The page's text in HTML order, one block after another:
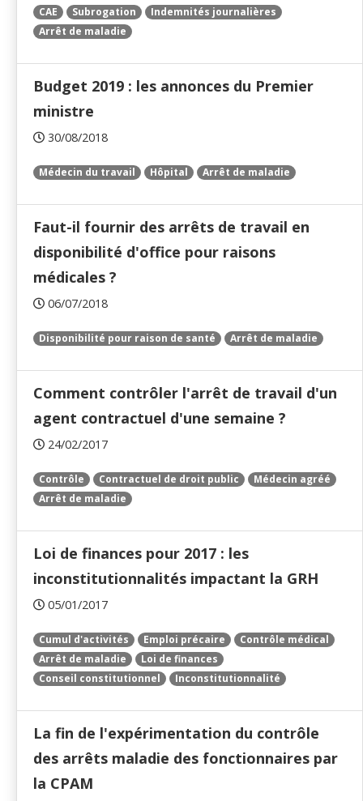
CAE Subrogation
Indemnités journalières
Arrêt de maladie
Budget 2019 : les annonces du Premier
ministre
30/08/2018
Médecin du travail Hôpital Arrêt de maladie
Faut-il fournir des arrêts de travail en
disponibilité d'office pour raisons
médicales ?
06/07/2018
Disponibilité pour raison de santé Arrêt de maladie
Comment contrôler l'arrêt de travail d'un
agent contractuel d'une semaine ?
24/02/2017
Contrôle Contractuel de droit public
Médecin agréé
Arrêt de maladie
Loi de finances pour 2017 : les
inconstitutionnalités impactant la GRH
05/01/2017
Cumul d'activités Emploi précaire
Contrôle médical
Arrêt de maladie
Loi de finances
Conseil constitutionnel
Inconstitutionnalité
La fin de l'expérimentation du contrôle
des arrêts maladie des fonctionnaires par
la CPAM